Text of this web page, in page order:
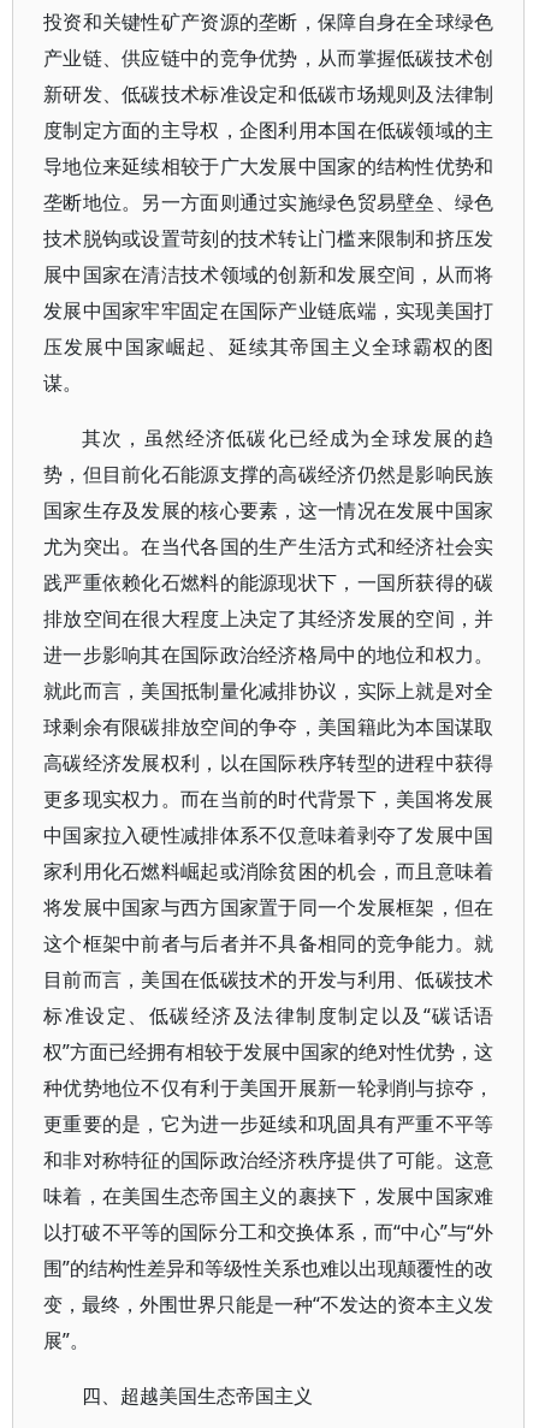
投资和关键性矿产资源的垄断，保障自身在全球绿色
产业链、供应链中的竞争优势，从而掌握低碳技术创
新研发、低碳技术标准设定和低碳市场规则及法律制
度制定方面的主导权，企图利用本国在低碳领域的主
导地位来延续相较于广大发展中国家的结构性优势和
垄断地位。另一方面则通过实施绿色贸易壁垒、绿色
技术脱钩或设置苛刻的技术转让门槛来限制和挤压发
展中国家在清洁技术领域的创新和发展空间，从而将
发展中国家牢牢固定在国际产业链底端，实现美国打
压发展中国家崛起、延续其帝国主义全球霸权的图
谋。
其次，虽然经济低碳化已经成为全球发展的趋
势，但目前化石能源支撑的高碳经济仍然是影响民族
国家生存及发展的核心要素，这一情况在发展中国家
尤为突出。在当代各国的生产生活方式和经济社会实
践严重依赖化石燃料的能源现状下，一国所获得的碳
排放空间在很大程度上决定了其经济发展的空间，并
进一步影响其在国际政治经济格局中的地位和权力。
就此而言，美国抵制量化减排协议，实际上就是对全
球剩余有限碳排放空间的争夺，美国籍此为本国谋取
高碳经济发展权利，以在国际秩序转型的进程中获得
更多现实权力。而在当前的时代背景下，美国将发展
中国家拉入硬性减排体系不仅意味着剥夺了发展中国
家利用化石燃料崛起或消除贫困的机会，而且意味着
将发展中国家与西方国家置于同一个发展框架，但在
这个框架中前者与后者并不具备相同的竞争能力。就
目前而言，美国在低碳技术的开发与利用、低碳技术
标准设定、低碳经济及法律制度制定以及“碳话语
权”方面已经拥有相较于发展中国家的绝对性优势，这
种优势地位不仅有利于美国开展新一轮剥削与掠夺，
更重要的是，它为进一步延续和巩固具有严重不平等
和非对称特征的国际政治经济秩序提供了可能。这意
味着，在美国生态帝国主义的裹挟下，发展中国家难
以打破不平等的国际分工和交换体系，而“中心”与“外
围”的结构性差异和等级性关系也难以出现颠覆性的改
变，最终，外围世界只能是一种“不发达的资本主义发
展”。
四、超越美国生态帝国主义